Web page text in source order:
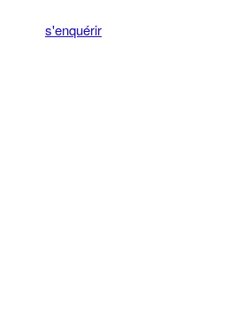
s'enquérir